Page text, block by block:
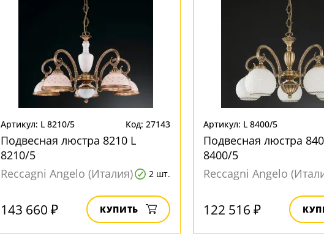
Артикул: L 8210/5 Код: 27143
Подвесная люстра 8210 L
8210/5
Reccagni Angelo (Италия)
2 шт.
143 660 ₽ КУПИТЬ
Артикул: L 8400/5
Подвесная люстра
8400/5
Reccagni Angelo
122 516 ₽